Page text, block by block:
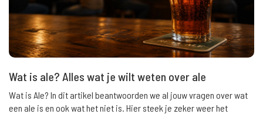
Wat is ale? Alles wat je wilt weten over ale
Wat is Ale? In dit artikel beantwoorden we al jouw vragen over wat
een ale is en ook wat het niet is. Hier steek je zeker weer het